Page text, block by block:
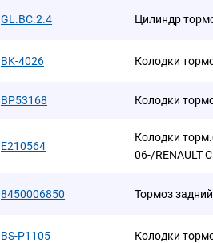
GL.BC.2.4 Цилиндр
BK-4026 Колодки
BP53168 Колодки
E210564
Колодки
06-/RENAULT
8450006850 Тормоз
BS-P1105 Колодки